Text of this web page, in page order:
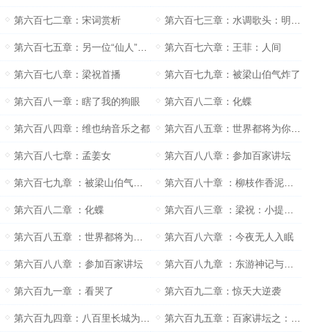
第六百七二章：宋词赏析 第六百七三章：水调歌头：明月几时有
第六百七五章：另一位“仙人”即将诞生 第六百七六章：王菲：人间
第六百七八章：梁祝首播 第六百七九章：被梁山伯气炸了
第六百八一章：瞎了我的狗眼 第六百八二章：化蝶
第六百八四章：维也纳音乐之都 第六百八五章：世界都将为你们的演出而感到震撼
第六百八七章：孟姜女 第六百八八章：参加百家讲坛
第六百七九章 ：被梁山伯气炸了 第六百八十章 ：柳枝作香泥土为炉义结金兰
第六百八二章 ：化蝶 第六百八三章 ：梁祝：小提琴协奏曲
第六百八五章 ：世界都将为你们的演出而感到震撼 第六百八六章 ：今夜无人入眠
第六百八八章 ：参加百家讲坛 第六百八九章 ：东游神记与金刚侠
第六百九一章 ：看哭了 第六百九二章：惊天大逆袭
第六百九四章：八百里长城为之崩塌 第六百九五章：百家讲坛之：曹植